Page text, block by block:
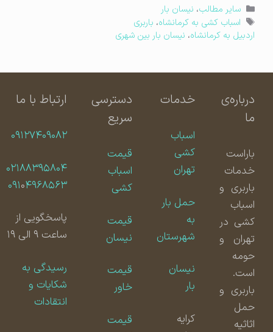
دسته‌ها
سایر مطالب،نیسان بار
برچسب‌ها
اسباب کشی به کرمانشاه،باربری
اردبیل به کرمانشاه،نیسان بار بین شهری
درباره‌ی
باراست
خدمات
باربری و
اسباب
کشی در
تهران و
حومه
است.
باربری و
حمل
اثاثیه
خدمات
اسباب
کشی
تهران
حمل بار
شهرستان
نیسان
دسترسی
سریع
قیمت
اسباب
کشی
قیمت
نیسان
قیمت
قیمت
ارتباط با ما
۰۹۱۲۷۴۰۹۰۸۲
۰۲۱۸۸۳۹۵۸۰۴
۰۹۱۰۴۹۶۸۵۶۳
پاسخگویی از
ساعت ۹ الی ۱۹
رسیدگی به
شکایات و
انتقادات